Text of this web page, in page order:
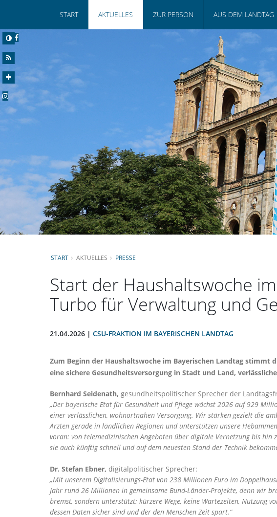
START AKTUELLES ZUR PERSON AUS DEM LANDTAG
START AKTUELLES PRESSE
Start der Haushaltswoche
Turbo für Verwaltung und
21.04.2026 | CSU-FRAKTION IM BAYERISCHEN LANDTAG
Zum Beginn der Haushaltswoche im Bayerischen Landtag
eine sichere Gesundheitsversorgung in Stadt und Land,
Bernhard Seidenath, gesundheitspolitischer Sprecher der
Der bayerische Etat für Gesundheit und Pflege wächst 2026 auf 929
einer verlässlichen, wohnortnahen Versorgung. Wir stärken gezielt die
Ärzten gerade in ländlichen Regionen und unterstützen unsere
voran: von telemedizinischen Angeboten über digitale Vernetzung bis
sie auch künftig schnell und auf dem neuesten Stand der Technik
Dr. Stefan Ebner, digitalpolitischer Sprecher:
Mit unserem Digitalisierungs-Etat von 238 Millionen Euro im
Jahr rund 26 Millionen in gemeinsame Bund-Länder-Projekte, denn wir
bremst, sondern unterstützt: kürzere Wege, keine Wartezeiten, Nutzung
dessen Daten sicher sind und der den Menschen Zeit spart.“